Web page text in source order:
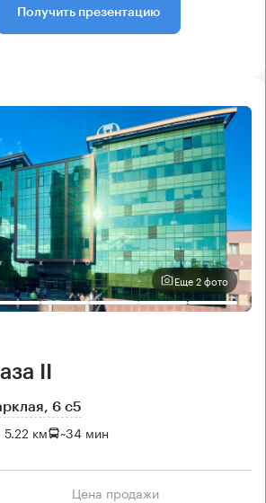
Получить презентацию
Еще 2 фото
II
6 с5
км ~34 мин
Цена продажи